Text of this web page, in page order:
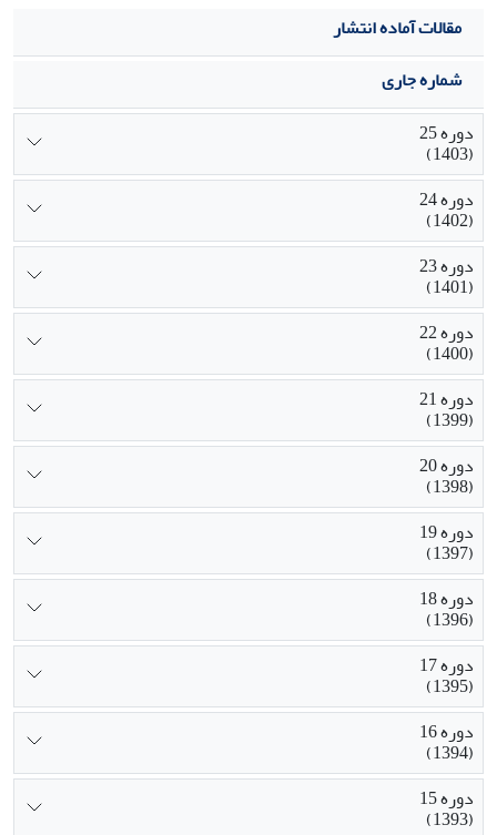
مقالات آماده انتشار
شماره جاری
دوره 25
(1403)
دوره 24
(1402)
دوره 23
(1401)
دوره 22
(1400)
دوره 21
(1399)
دوره 20
(1398)
دوره 19
(1397)
دوره 18
(1396)
دوره 17
(1395)
دوره 16
(1394)
دوره 15
(1393)